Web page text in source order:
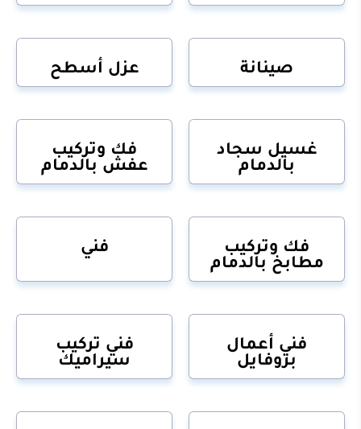
صينانة عزل أسطح
غسيل سجاد
بالدمام
فك وتركيب
عفش بالدمام
فك وتركيب
مطابخ بالدمام
فني
فني أعمال
بروفايل
فني تركيب
سيراميك